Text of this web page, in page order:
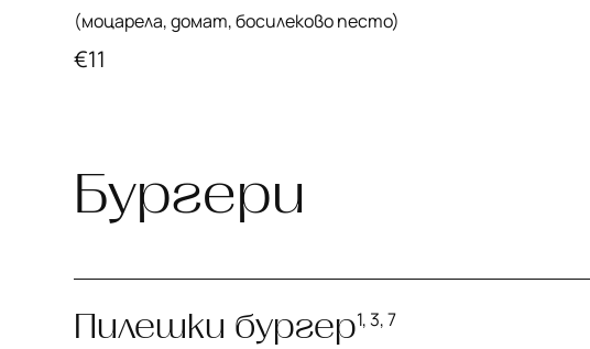
(моцарела, домат, босилеково песто)
€11
Бургери
Пилешки бургер1, 3, 7